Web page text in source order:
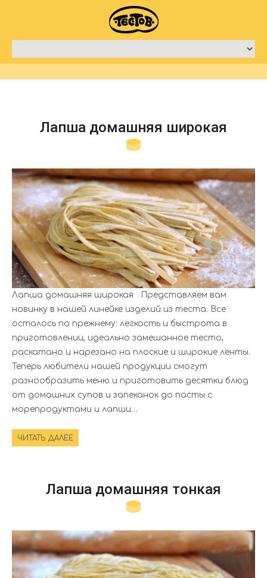
Лапша домашняя широкая
Лапша домашняя широкая Представляем вам
новинку в нашей линейке изделий из теста. Все
осталось по прежнему: легкость и быстрота в
приготовлении, идеально замешанное тесто,
раскатано и нарезано на плоские и широкие ленты.
Теперь любители нашей продукции смогут
разнообразить меню и приготовить десятки блюд
от домашних супов и запеканок до пасты с
морепродуктами и лапши…
ЧИТАТЬ ДАЛЕЕ
Лапша домашняя тонкая